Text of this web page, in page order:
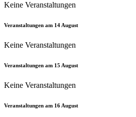
Keine Veranstaltungen
Veranstaltungen am 14 August
Keine Veranstaltungen
Veranstaltungen am 15 August
Keine Veranstaltungen
Veranstaltungen am 16 August